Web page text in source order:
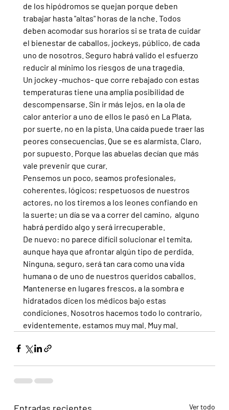
de los hipódromos se quejan porque deben
trabajar hasta "altas" horas de la nche. Todos
deben acomodar sus horarios si se trata de cuidar
el bienestar de caballos, jockeys, público, de cada
uno de nosotros. Seguro habrá valido el esfuerzo
reducir al mínimo los riesgos de una tragedia.
Un jockey -muchos- que corre rebajado con estas
temperaturas tiene una amplia posibilidad de
descompensarse. Sin ir más lejos, en la ola de
calor anterior a uno de ellos le pasó en La Plata,
por suerte, no en la pista. Una caída puede traer las
peores consecuencias. Que se es alarmista. Claro,
por supuesto. Porque las abuelas decían que más
vale prevenir que curar.
Pensemos un poco, seamos profesionales,
coherentes, lógicos; respetuosos de nuestros
actores, no los tiremos a los leones confiando en
la suerte; un día se va a correr del camino,  alguno
habrá perdido algo y será irrecuperable.
De nuevo: no parece difícil solucionar el temita,
aunque haya que afrontar algún tipo de perdida.
Ninguna, seguro, será tan cara como una vida
humana o de uno de nuestros queridos caballos.
Mantenerse en lugares frescos, a la sombra e
hidratados dicen los médicos bajo estas
condiciones. Nosotros hacemos todo lo contrario,
evidentemente, estamos muy mal. Muy mal.
Ver todo